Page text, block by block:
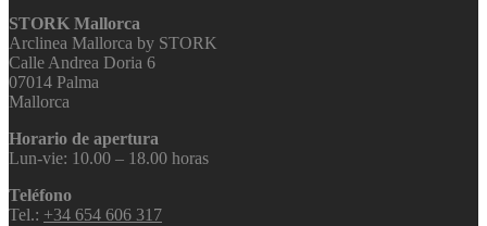
STORK Mallorca
Arclinea Mallorca by STORK
Calle Andrea Doria 6
07014 Palma
Mallorca
Horario de apertura
Lun-vie: 10.00 – 18.00 horas
Teléfono
Tel.: +34 654 606 317